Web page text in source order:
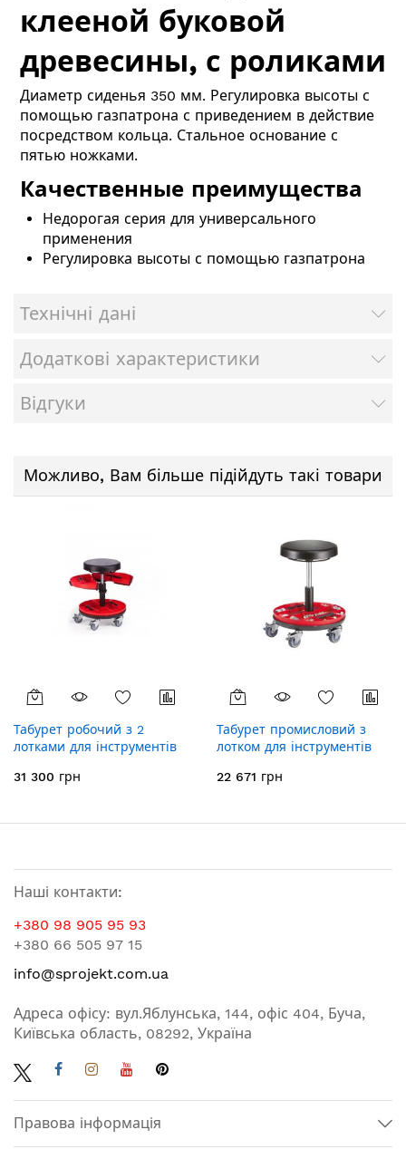
клееной буковой
древесины, с роликами
Диаметр сиденья 350 мм. Регулировка высоты с
помощью газпатрона с приведением в действие
посредством кольца. Стальное основание с
пятью ножками.
Качественные преимущества
Недорогая серия для универсального
применения
Регулировка высоты с помощью газпатрона
Технічні дані
Додаткові характеристики
Відгуки
Можливо, Вам більше підійдуть такі товари
Табурет робочий з 2
лотками для інструментів
31 300 грн
Табурет промисловий з
лотком для інструментів
22 671 грн
Наші контакти:
+380 98 905 95 93
+380 66 505 97 15
info@sprojekt.com.ua
Адреса офісу: вул.Яблунська, 144, офіс 404, Буча,
Київська область, 08292, Україна
Правова інформація